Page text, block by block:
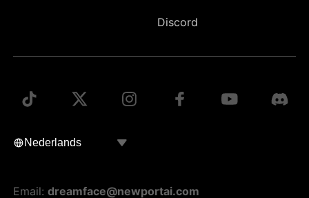
Discord
Email:dreamface@newportai.com